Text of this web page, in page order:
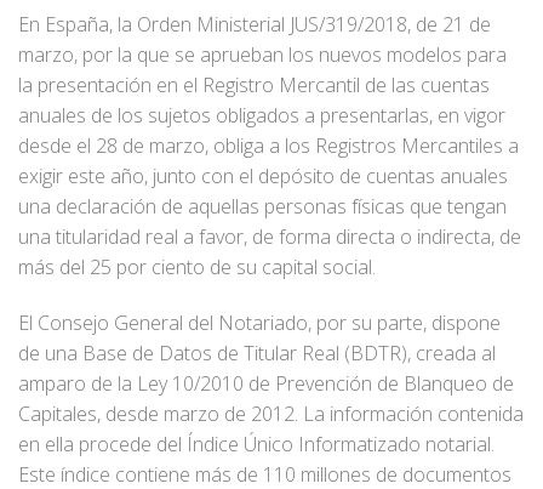
En España, la Orden Ministerial JUS/319/2018, de 21 de
marzo, por la que se aprueban los nuevos modelos para
la presentación en el Registro Mercantil de las cuentas
anuales de los sujetos obligados a presentarlas, en vigor
desde el 28 de marzo, obliga a los Registros Mercantiles a
exigir este año, junto con el depósito de cuentas anuales
una declaración de aquellas personas físicas que tengan
una titularidad real a favor, de forma directa o indirecta, de
más del 25 por ciento de su capital social.
El Consejo General del Notariado, por su parte, dispone
de una Base de Datos de Titular Real (BDTR), creada al
amparo de la Ley 10/2010 de Prevención de Blanqueo de
Capitales, desde marzo de 2012. La información contenida
en ella procede del Índice Único Informatizado notarial.
Este índice contiene más de 110 millones de documentos